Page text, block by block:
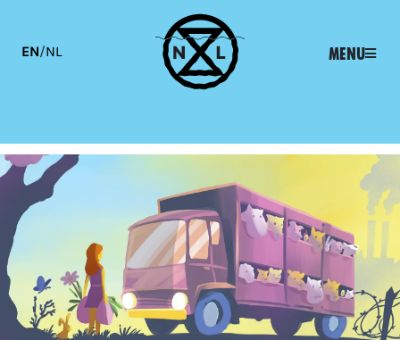
EN/NL Menu